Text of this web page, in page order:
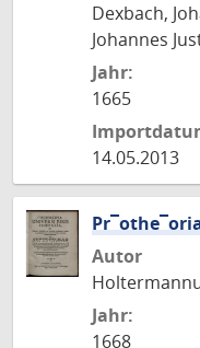
Dexbach,
Johannes
Jahr:
1665
14.05.2013
Autor
Jahr:
1668